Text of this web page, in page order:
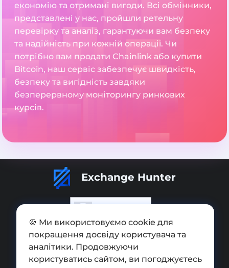
економію та отримані вигоди. Всі обмінники,
представлені у нас, пройшли ретельну
перевірку та аналіз, гарантуючи вам безпеку
та надійність при кожній операції. Чи
потрібно вам продати Chainlink або купити
Bitcoin, наш сервіс забезпечує швидкість,
безпеку та вигідність завдяки
безперервному моніторингу ринкових
курсів.
Exchange Hunter
Додати обмінник
Мапа сайту
🍪 Ми використовуємо cookie для
покращення досвіду користувача та
аналітики. Продовжуючи
користуватись сайтом, ви погоджуєтесь